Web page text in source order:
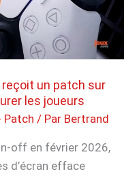
reçoit un patch sur
les joueurs
Patch / Par Bertrand
off en février 2026,
d’écran efface